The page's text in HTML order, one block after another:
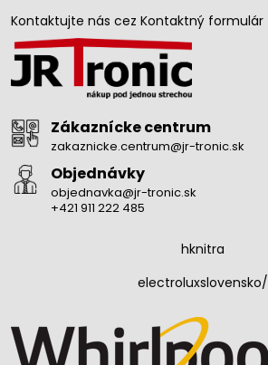
Kontaktujte nás cez Kontaktný formulár
Zákaznícke centrum
zakaznicke.centrum@jr-tronic.sk
Objednávky
objednavka@jr-tronic.sk
+421 911 222 485
hknitra
electroluxslovensko/